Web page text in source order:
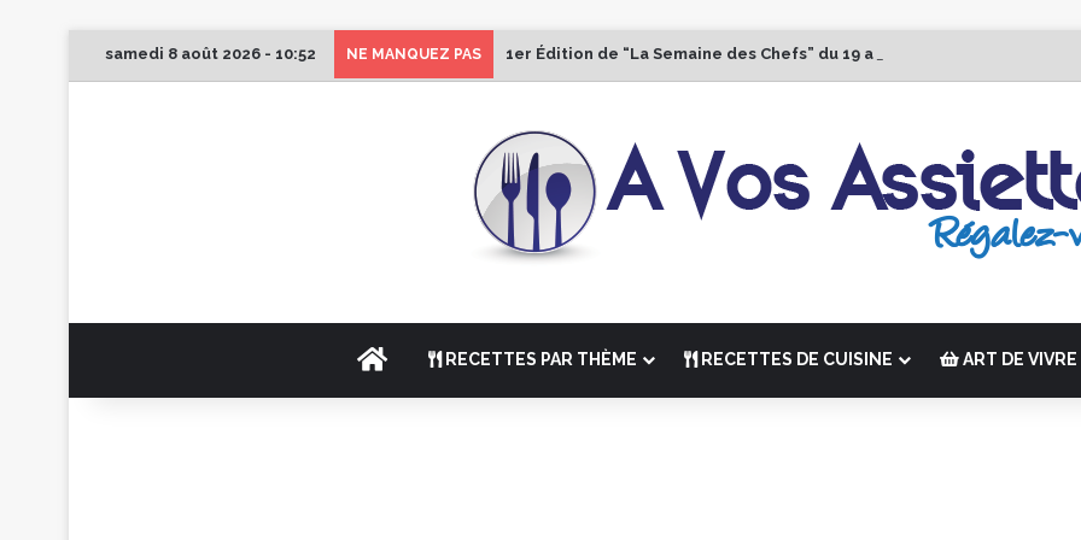
samedi 8 août 2026 - 10:52 NE MANQUEZ PAS 1er Édition de “La Semaine des Chefs” du 19 au 24 octobre 2026
ACCUEILRECETTES PAR THÈME RECETTES DE CUISINE ART DE VIVRE